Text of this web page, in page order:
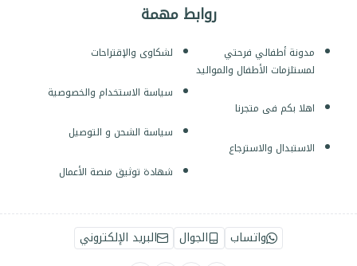
روابط مهمة
مدونة أطفالي فرحتي
لمستلزمات الأطفال والمواليد
اهلا بكم فى متجرنا
الاستبدال والاسترجاع
لشكاوى والإقتراحات
سياسة الاستخدام والخصوصية
سياسة الشحن و التوصيل
شهادة توثيق منصة الأعمال
واتساب الجوال البريد الإلكتروني